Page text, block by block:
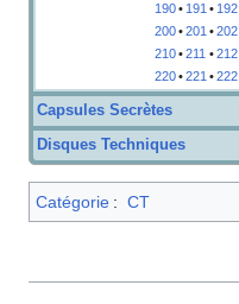
190• 191 • 192
200•201 •202
210•211 •212
220•221 •222
Capsules Secrètes
Disques Techniques
Catégorie : CT